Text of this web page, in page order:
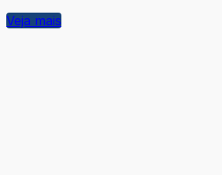
Veja mais